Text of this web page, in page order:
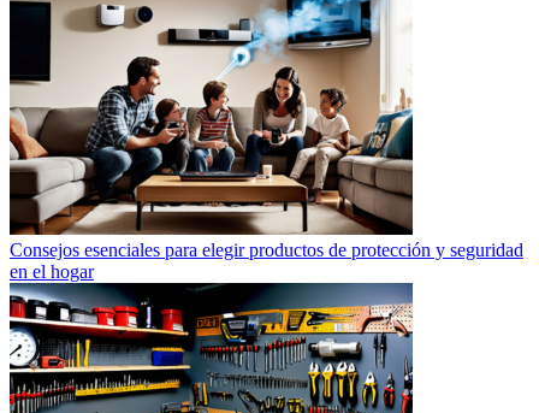
Consejos esenciales para elegir productos de protección y seguridad
en el hogar